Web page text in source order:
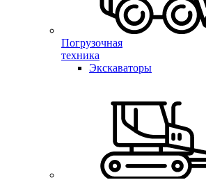
Погрузочная
техника
Экскаваторы